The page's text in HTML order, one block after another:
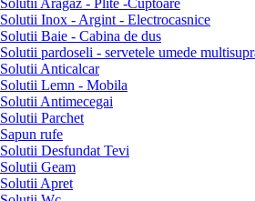
Solutii Aragaz - Plite -Cuptoare
Solutii Inox - Argint - Electrocasnice
Solutii Baie - Cabina de dus
Solutii pardoseli - servetele umede
Solutii Anticalcar
Solutii Lemn - Mobila
Solutii Antimecegai
Solutii Parchet
Sapun rufe
Solutii Desfundat Tevi
Solutii Geam
Solutii Apret